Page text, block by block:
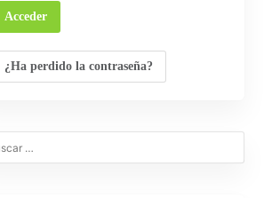
¿Ha perdido la contraseña?